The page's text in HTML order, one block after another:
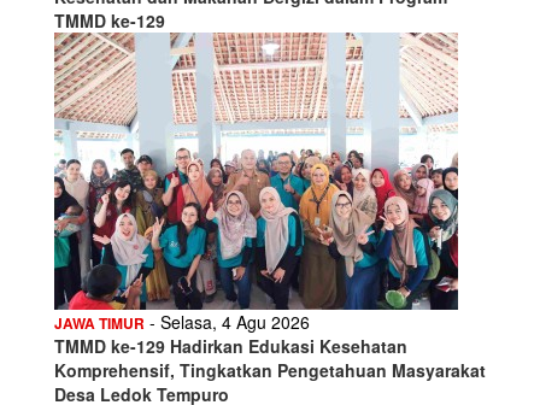
TMMD ke-129
JAWA TIMUR - Selasa, 4 Agu 2026
TMMD ke-129 Hadirkan Edukasi Kesehatan
Komprehensif, Tingkatkan Pengetahuan Masyarakat
Desa Ledok Tempuro